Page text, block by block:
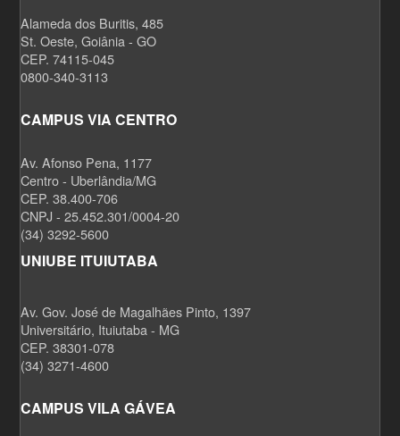
Alameda dos Buritis, 485
St. Oeste, Goiânia - GO
CEP. 74115-045
0800-340-3113
CAMPUS VIA CENTRO
Av. Afonso Pena, 1177
Centro - Uberlândia/MG
CEP. 38.400-706
CNPJ - 25.452.301/0004-20
(34) 3292-5600
UNIUBE ITUIUTABA
Av. Gov. José de Magalhães Pinto, 1397
Universitário, Ituiutaba - MG
CEP. 38301-078
(34) 3271-4600
CAMPUS VILA GÁVEA